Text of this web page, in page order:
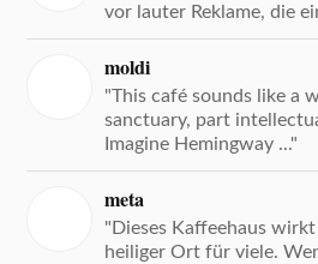
vor lauter Reklame, die
moldi
"This café sounds like a
sanctuary, part
Imagine Hemingway ..."
meta
"Dieses Kaffeehaus
heiliger Ort für viele.